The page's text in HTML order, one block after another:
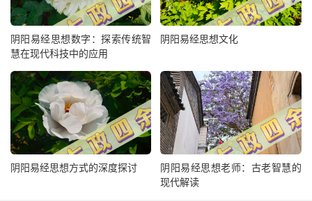
阴阳易经思想数字：探索传统智
慧在现代科技中的应用
阴阳易经思想文化
阴阳易经思想方式的深度探讨
阴阳易经思想老师：古老智慧的
现代解读